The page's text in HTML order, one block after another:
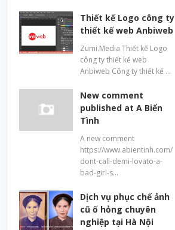
Thiết kế Logo công ty
thiết kế web Anbiweb
Zumi.Media Thiết kế Logo
công ty thiết kế web
Anbiweb Công ty thiết kế …
New comment
published at A Biển
Tình
A new comment
https://www.abientinh.com/
dont-call-demi-lovato-a-
bad-girl-s…
Dịch vụ phục chế ảnh
cũ ố hỏng chuyên
nghiệp tại Hà Nội